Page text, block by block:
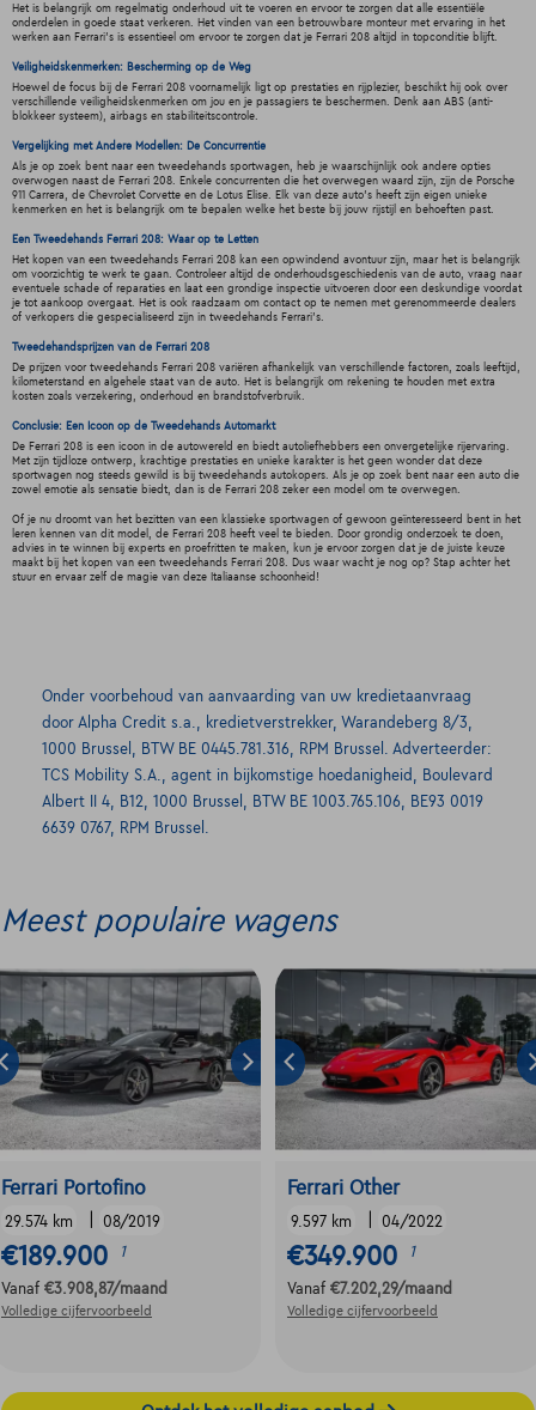
Het is belangrijk om regelmatig onderhoud uit te voeren en ervoor te zorgen dat alle essentiële
onderdelen in goede staat verkeren. Het vinden van een betrouwbare monteur met ervaring in het
werken aan Ferrari's is essentieel om ervoor te zorgen dat je Ferrari 208 altijd in topconditie blijft.
Veiligheidskenmerken: Bescherming op de Weg
Hoewel de focus bij de Ferrari 208 voornamelijk ligt op prestaties en rijplezier, beschikt hij ook over
verschillende veiligheidskenmerken om jou en je passagiers te beschermen. Denk aan ABS (anti-
blokkeer systeem), airbags en stabiliteitscontrole.
Vergelijking met Andere Modellen: De Concurrentie
Als je op zoek bent naar een tweedehands sportwagen, heb je waarschijnlijk ook andere opties
overwogen naast de Ferrari 208. Enkele concurrenten die het overwegen waard zijn, zijn de Porsche
911 Carrera, de Chevrolet Corvette en de Lotus Elise. Elk van deze auto's heeft zijn eigen unieke
kenmerken en het is belangrijk om te bepalen welke het beste bij jouw rijstijl en behoeften past.
Een Tweedehands Ferrari 208: Waar op te Letten
Het kopen van een tweedehands Ferrari 208 kan een opwindend avontuur zijn, maar het is belangrijk
om voorzichtig te werk te gaan. Controleer altijd de onderhoudsgeschiedenis van de auto, vraag naar
eventuele schade of reparaties en laat een grondige inspectie uitvoeren door een deskundige voordat
je tot aankoop overgaat. Het is ook raadzaam om contact op te nemen met gerenommeerde dealers
of verkopers die gespecialiseerd zijn in tweedehands Ferrari's.
Tweedehandsprijzen van de Ferrari 208
De prijzen voor tweedehands Ferrari 208 variëren afhankelijk van verschillende factoren, zoals leeftijd,
kilometerstand en algehele staat van de auto. Het is belangrijk om rekening te houden met extra
kosten zoals verzekering, onderhoud en brandstofverbruik.
Conclusie: Een Icoon op de Tweedehands Automarkt
De Ferrari 208 is een icoon in de autowereld en biedt autoliefhebbers een onvergetelijke rijervaring.
Met zijn tijdloze ontwerp, krachtige prestaties en unieke karakter is het geen wonder dat deze
sportwagen nog steeds gewild is bij tweedehands autokopers. Als je op zoek bent naar een auto die
zowel emotie als sensatie biedt, dan is de Ferrari 208 zeker een model om te overwegen.
Of je nu droomt van het bezitten van een klassieke sportwagen of gewoon geïnteresseerd bent in het
leren kennen van dit model, de Ferrari 208 heeft veel te bieden. Door grondig onderzoek te doen,
advies in te winnen bij experts en proefritten te maken, kun je ervoor zorgen dat je de juiste keuze
maakt bij het kopen van een tweedehands Ferrari 208. Dus waar wacht je nog op? Stap achter het
stuur en ervaar zelf de magie van deze Italiaanse schoonheid!
Onder voorbehoud van aanvaarding van uw kredietaanvraag
door Alpha Credit s.a., kredietverstrekker, Warandeberg 8/3,
1000 Brussel, BTW BE 0445.781.316, RPM Brussel. Adverteerder:
TCS Mobility S.A., agent in bijkomstige hoedanigheid, Boulevard
Albert II 4, B12, 1000 Brussel, BTW BE 1003.765.106, BE93 0019
6639 0767, RPM Brussel.
Meest populaire wagens
Ferrari Portofino
29.574 km 08/2019
€189.900 1
Vanaf €3.908,87/maand
Volledige cijfervoorbeeld
Ferrari Other
9.597 km 04/2022
€349.900 1
Vanaf €7.202,29/maand
Volledige cijfervoorbeeld